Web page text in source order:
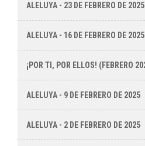
ALELUYA - 23 DE FEBRERO DE 2025
ALELUYA - 16 DE FEBRERO DE 2025
¡POR TI, POR ELLOS! (FEBRERO
ALELUYA - 9 DE FEBRERO DE 2025
ALELUYA - 2 DE FEBRERO DE 2025